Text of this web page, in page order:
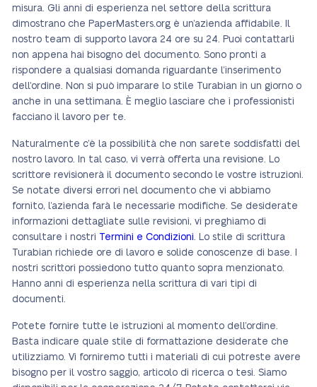
misura. Gli anni di esperienza nel settore della scrittura
dimostrano che PaperMasters.org è un’azienda affidabile. Il
nostro team di supporto lavora 24 ore su 24. Puoi contattarli
non appena hai bisogno del documento. Sono pronti a
rispondere a qualsiasi domanda riguardante l’inserimento
dell’ordine. Non si può imparare lo stile Turabian in un giorno o
anche in una settimana. È meglio lasciare che i professionisti
facciano il lavoro per te.
Naturalmente c’è la possibilità che non sarete soddisfatti del
nostro lavoro. In tal caso, vi verrà offerta una revisione. Lo
scrittore revisionerà il documento secondo le vostre istruzioni.
Se notate diversi errori nel documento che vi abbiamo
fornito, l’azienda farà le necessarie modifiche. Se desiderate
informazioni dettagliate sulle revisioni, vi preghiamo di
consultare i nostri Termini e Condizioni. Lo stile di scrittura
Turabian richiede ore di lavoro e solide conoscenze di base. I
nostri scrittori possiedono tutto quanto sopra menzionato.
Hanno anni di esperienza nella scrittura di vari tipi di
documenti.
Potete fornire tutte le istruzioni al momento dell’ordine.
Basta indicare quale stile di formattazione desiderate che
utilizziamo. Vi forniremo tutti i materiali di cui potreste avere
bisogno per il vostro saggio, articolo di ricerca o tesi. Siamo